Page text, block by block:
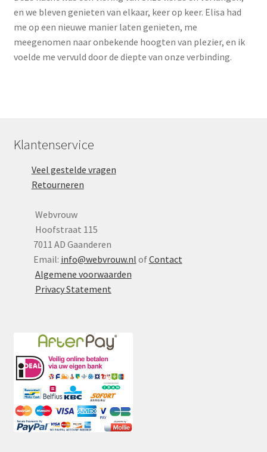
en we bleven genieten van elkaar, keer op keer. Elisa had
me op een nieuwe manier laten genieten, me
meegenomen naar onbekende hoogten van plezier, en ik
voelde me vervuld door de diepte van onze verbinding.
Klantenservice
Veel gestelde vragen
Retourneren
Webvrouw
Hoofstraat 115
7011 AD Gaanderen
Email: info@webvrouw.nl ofContact
Algemene voorwaarden
Privacy Statement